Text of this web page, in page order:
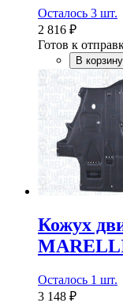
Осталось 3 шт.
2 816 ₽
Готов к
В корзину
Кожух
MARELLI
Осталось 1 шт.
3 148 ₽